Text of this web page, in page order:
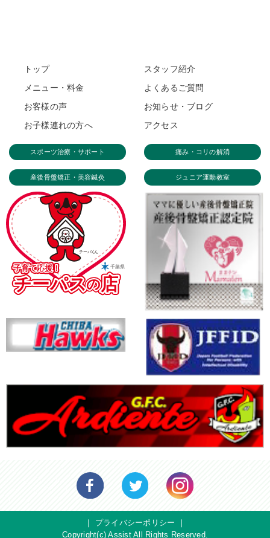
トップ
スタッフ紹介
メニュー・料金
よくあるご質問
お客様の声
お知らせ・ブログ
お子様連れの方へ
アクセス
スポーツ治療・サポート 痛み・コリの解消
産後骨盤矯正・美容鍼灸 ジュニア運動教室
｜ プライバシーポリシー ｜
Copyright(c) Assist All Rights Reserved.